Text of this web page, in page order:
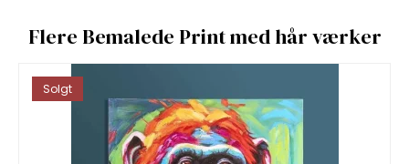
Flere Bemalede Print med hår værker
Solgt